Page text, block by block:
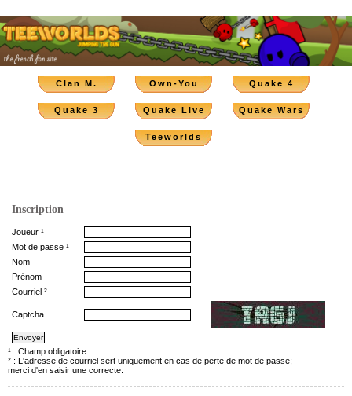
Clan M. Own-You Quake 4
Quake 3 Quake Live Quake Wars
Teeworlds
Inscription
Joueur ¹
Mot de passe ¹
Nom
Prénom
Courriel ²
Captcha
¹ : Champ obligatoire.
² : L'adresse de courriel sert uniquement en cas de perte de mot de passe;
merci d'en saisir une correcte.